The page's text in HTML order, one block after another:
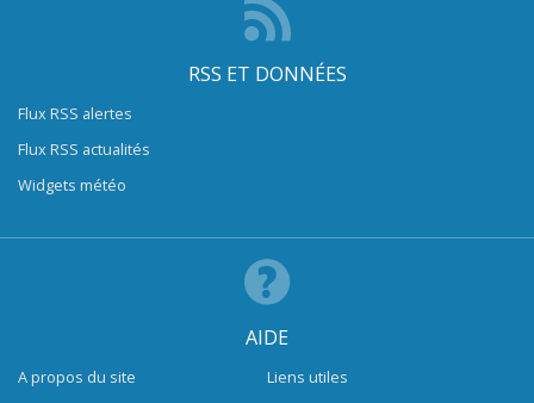
RSS ET DONNÉES
Flux RSS alertes
Flux RSS actualités
Widgets météo
AIDE
A propos du site
Liens utiles